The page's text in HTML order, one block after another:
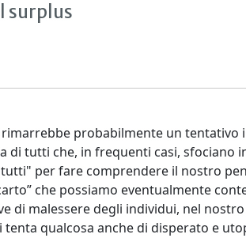
surplus
probabilmente un
di tutti che, in frequenti casi, sfociano
per fare comprendere il nostro
che possiamo eventualmente
di malessere degli individui, nel
qualcosa anche di disperato e